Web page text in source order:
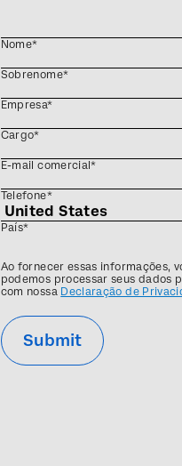
Nome*
Sobrenome*
Empresa*
Cargo*
E-mail comercial*
Telefone*
País*
Privacy
Optin
Ao fornecer essas informações,
podemos processar seus dados
com nossa Declaração de
Submit